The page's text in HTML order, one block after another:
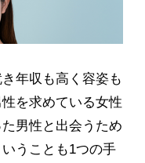
年収も高く容姿も
を求めている女性
男性と出会うため
うことも1つの手